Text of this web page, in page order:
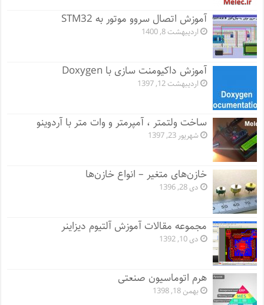
آموزش اتصال سروو موتور به STM32
اردیبهشت 8, 1400
آموزش داکیومنت سازی با Doxygen
اردیبهشت 12, 1397
ساخت ولتمتر ، آمپرمتر و وات متر با آردوینو
شهریور 23, 1397
خازن‌های متغیر – انواع خازن‌ها
دی 28, 1396
مجموعه مقالات آموزش آلتیوم دیزاینر
دی 10, 1392
هرم اتوماسیون صنعتی
بهمن 18, 1398